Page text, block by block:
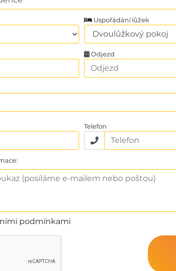
Uspořádání lůžek
Odjezd
Telefon
podmínkami